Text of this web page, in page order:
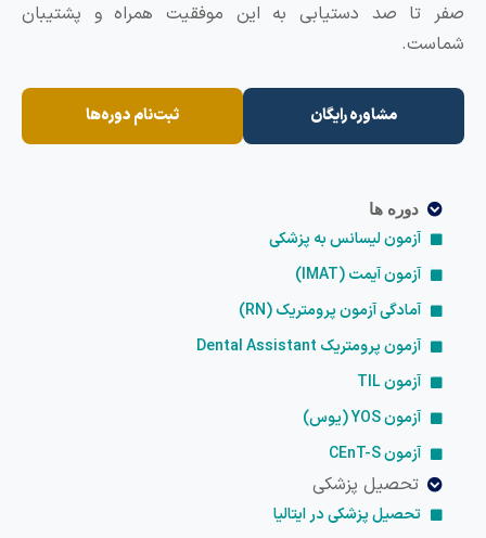
صد دستیابی به این موفقیت همراه و پشتیبان
مشاوره رایگان ثبت‌نام دوره‌ها
دوره ها
آزمون لیسانس به پزشکی
آزمون آیمت (IMAT)
آمادگی آزمون پرومتریک (RN)
آزمون پرومتریک Dental Assistant
آزمون TIL
آزمون YOS (یوس)
آزمون CEnT-S
تحصیل پزشکی
تحصیل پزشکی در ایتالیا